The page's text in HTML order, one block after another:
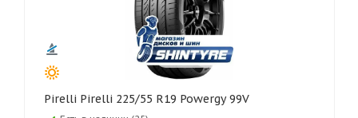
Pirelli Pirelli 225/55 R19 Powergy 99V